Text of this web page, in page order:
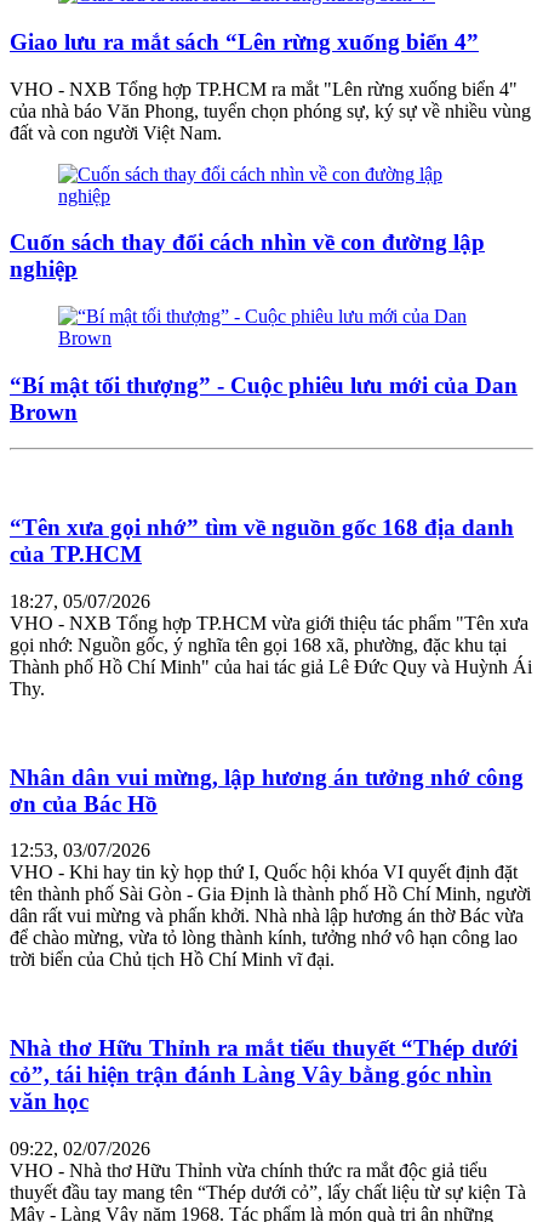
Giao lưu ra mắt sách “Lên rừng xuống biển 4”
VHO - NXB Tổng hợp TP.HCM ra mắt "Lên rừng xuống biển 4"
của nhà báo Văn Phong, tuyển chọn phóng sự, ký sự về nhiều vùng
đất và con người Việt Nam.
Cuốn sách thay đổi cách nhìn về con đường lập
nghiệp
“Bí mật tối thượng” - Cuộc phiêu lưu mới của Dan
Brown
“Tên xưa gọi nhớ” tìm về nguồn gốc 168 địa danh
của TP.HCM
18:27, 05/07/2026
VHO - NXB Tổng hợp TP.HCM vừa giới thiệu tác phẩm "Tên xưa
gọi nhớ: Nguồn gốc, ý nghĩa tên gọi 168 xã, phường, đặc khu tại
Thành phố Hồ Chí Minh" của hai tác giả Lê Đức Quy và Huỳnh Ái
Thy.
Nhân dân vui mừng, lập hương án tưởng nhớ công
ơn của Bác Hồ
12:53, 03/07/2026
VHO - Khi hay tin kỳ họp thứ I, Quốc hội khóa VI quyết định đặt
tên thành phố Sài Gòn - Gia Định là thành phố Hồ Chí Minh, người
dân rất vui mừng và phấn khởi. Nhà nhà lập hương án thờ Bác vừa
để chào mừng, vừa tỏ lòng thành kính, tưởng nhớ vô hạn công lao
trời biển của Chủ tịch Hồ Chí Minh vĩ đại.
Nhà thơ Hữu Thỉnh ra mắt tiểu thuyết “Thép dưới
cỏ”, tái hiện trận đánh Làng Vây bằng góc nhìn
văn học
09:22, 02/07/2026
VHO - Nhà thơ Hữu Thỉnh vừa chính thức ra mắt độc giả tiểu
thuyết đầu tay mang tên “Thép dưới cỏ”, lấy chất liệu từ sự kiện Tà
Mây - Làng Vây năm 1968. Tác phẩm là món quà tri ân những